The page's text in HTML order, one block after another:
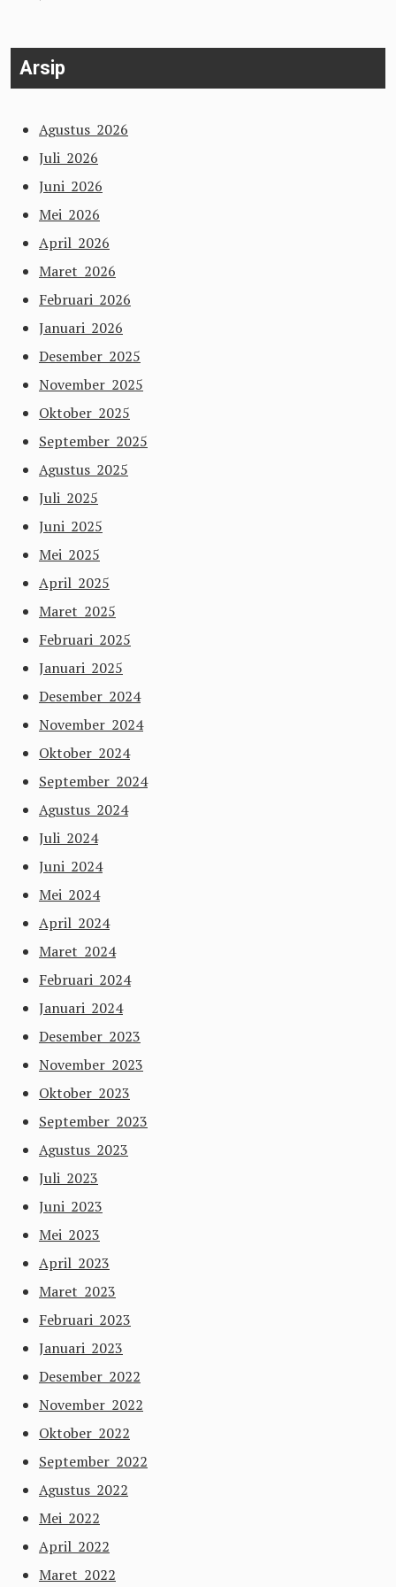
Arsip
Agustus 2026
Juli 2026
Juni 2026
Mei 2026
April 2026
Maret 2026
Februari 2026
Januari 2026
Desember 2025
November 2025
Oktober 2025
September 2025
Agustus 2025
Juli 2025
Juni 2025
Mei 2025
April 2025
Maret 2025
Februari 2025
Januari 2025
Desember 2024
November 2024
Oktober 2024
September 2024
Agustus 2024
Juli 2024
Juni 2024
Mei 2024
April 2024
Maret 2024
Februari 2024
Januari 2024
Desember 2023
November 2023
Oktober 2023
September 2023
Agustus 2023
Juli 2023
Juni 2023
Mei 2023
April 2023
Maret 2023
Februari 2023
Januari 2023
Desember 2022
November 2022
Oktober 2022
September 2022
Agustus 2022
Mei 2022
April 2022
Maret 2022